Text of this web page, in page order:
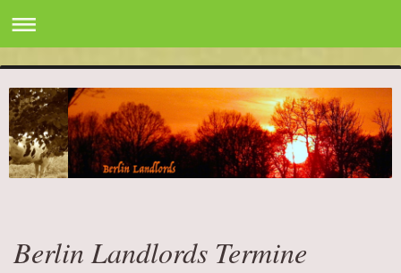
Berlin Landlords Termine